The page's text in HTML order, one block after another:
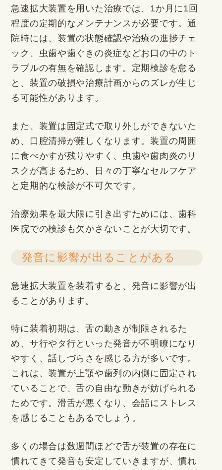
急速拡大装置を用いた治療では、1か月に1回
程度の定期的なメンテナンスが必要です。通
院時には、装置の状態確認や治療の進捗チェ
ック、虫歯や歯ぐきの炎症などお口の中のト
ラブルの有無を確認します。定期検診を怠る
と、装置の破損や治療計画からのズレが生じ
る可能性があります。
また、装置は固定式で取り外しができないた
め、口腔清掃が難しくなります。装置の周囲
に食べかすが残りやすく、虫歯や歯肉炎のリ
スクが高まるため、日々の丁寧なセルフケア
と定期的な検診が不可欠です。
治療効果を最大限に引き出すためには、歯科
医院での検診も欠かさないことが大切です。
発音に影響が出ることがある
急速拡大装置を装着すると、発音に影響が出
ることがあります。
特に装着初期は、舌の動きが制限されるた
め、サ行やタ行といった発音が不明瞭になり
やすく、話しづらさを感じる方が多いです。
これは、装置が上顎や歯列の内側に固定され
ていることで、舌の自由な動きが妨げられる
ためです。滑舌が悪くなり、会話にストレス
を感じることもあるでしょう。
多くの場合は数週間ほどで舌が装置の存在に
慣れてきて発音も安定していきますが、慣れ